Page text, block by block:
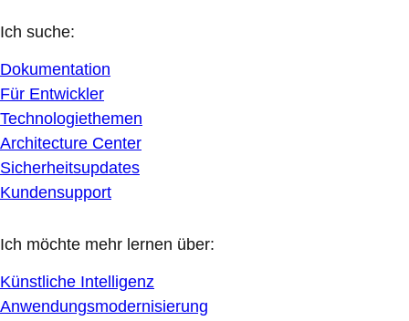
Ich suche:
Dokumentation
Für Entwickler
Technologiethemen
Architecture Center
Sicherheitsupdates
Kundensupport
Ich möchte mehr lernen über:
Künstliche Intelligenz
Anwendungsmodernisierung